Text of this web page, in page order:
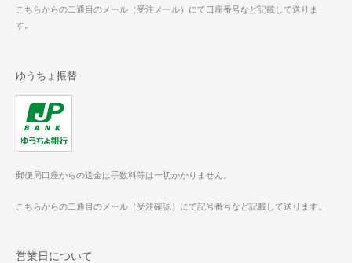
こちらからの二通目のメール（受注メール）にて口座番号など記載して送りま
す。
ゆうちょ振替
郵便局口座からの送金は手数料等は一切かかりません。
こちらからの二通目のメール（受注確認）にて記号番号など記載して送ります。
営業日について